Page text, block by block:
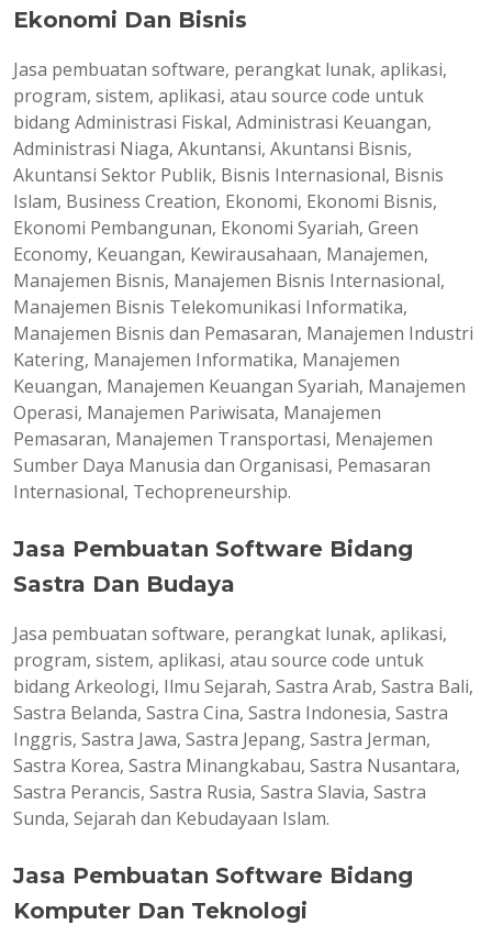
Ekonomi Dan Bisnis
Jasa pembuatan software, perangkat lunak, aplikasi,
program, sistem, aplikasi, atau source code untuk
bidang Administrasi Fiskal, Administrasi Keuangan,
Administrasi Niaga, Akuntansi, Akuntansi Bisnis,
Akuntansi Sektor Publik, Bisnis Internasional, Bisnis
Islam, Business Creation, Ekonomi, Ekonomi Bisnis,
Ekonomi Pembangunan, Ekonomi Syariah, Green
Economy, Keuangan, Kewirausahaan, Manajemen,
Manajemen Bisnis, Manajemen Bisnis Internasional,
Manajemen Bisnis Telekomunikasi Informatika,
Manajemen Bisnis dan Pemasaran, Manajemen Industri
Katering, Manajemen Informatika, Manajemen
Keuangan, Manajemen Keuangan Syariah, Manajemen
Operasi, Manajemen Pariwisata, Manajemen
Pemasaran, Manajemen Transportasi, Menajemen
Sumber Daya Manusia dan Organisasi, Pemasaran
Internasional, Techopreneurship.
Jasa Pembuatan Software Bidang
Sastra Dan Budaya
Jasa pembuatan software, perangkat lunak, aplikasi,
program, sistem, aplikasi, atau source code untuk
bidang Arkeologi, Ilmu Sejarah, Sastra Arab, Sastra Bali,
Sastra Belanda, Sastra Cina, Sastra Indonesia, Sastra
Inggris, Sastra Jawa, Sastra Jepang, Sastra Jerman,
Sastra Korea, Sastra Minangkabau, Sastra Nusantara,
Sastra Perancis, Sastra Rusia, Sastra Slavia, Sastra
Sunda, Sejarah dan Kebudayaan Islam.
Jasa Pembuatan Software Bidang
Komputer Dan Teknologi